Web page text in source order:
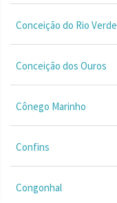
Conceição do Rio Verde
Conceição dos Ouros
Cônego Marinho
Confins
Congonhal